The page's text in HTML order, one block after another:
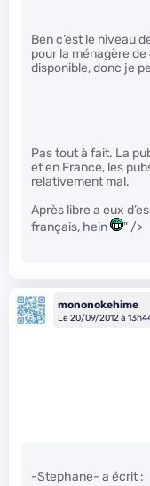
Ben c’est le niveau
pour la ménagère
disponible, donc je
Pas tout à fait. La
et en France, les
relativement mal.
Après libre a eux
français, hein
" />
mononokehime
Le 20/09/2012 à
-Stephane- a écrit :